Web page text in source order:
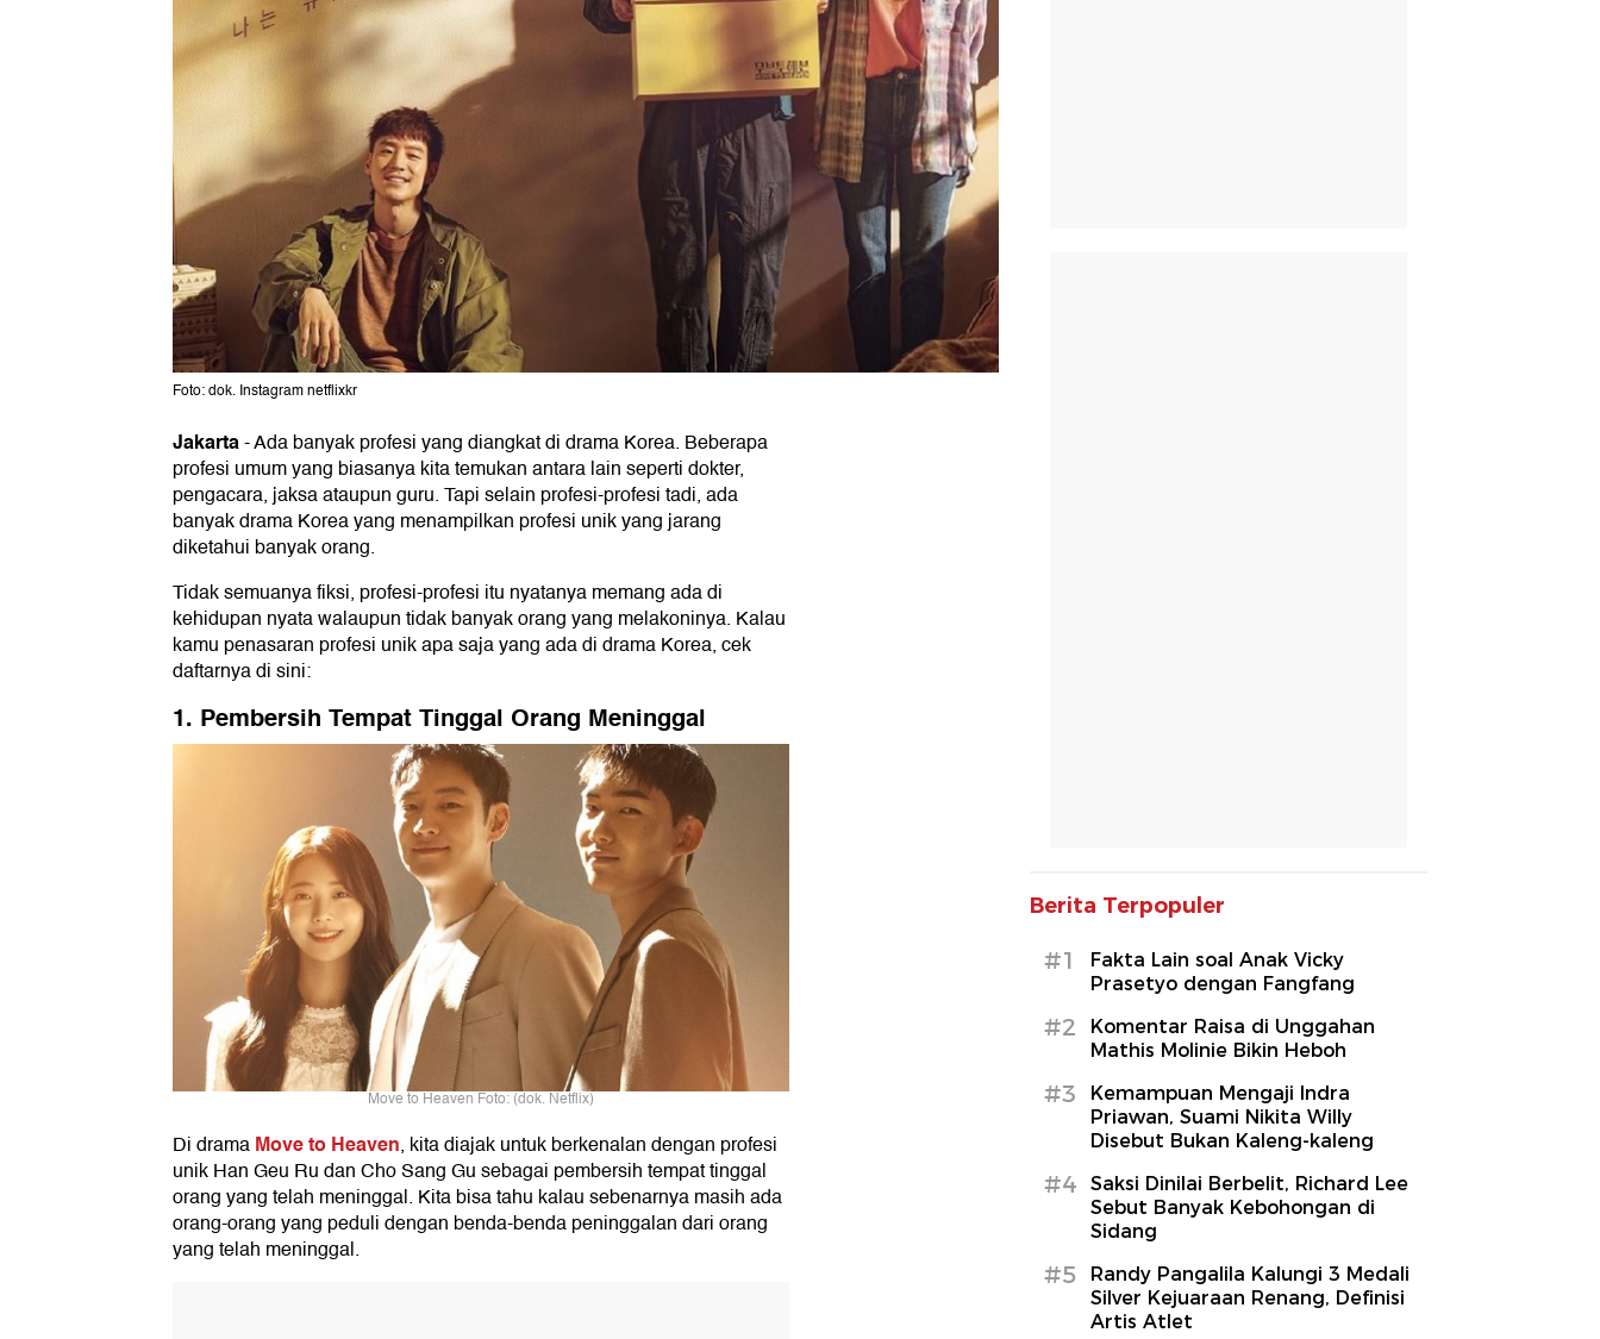
Foto: dok. Instagram netflixkr
Jakarta-Ada banyak profesi yang diangkat di drama Korea. Beberapa
profesi umum yang biasanya kita temukan antara lain seperti dokter,
pengacara, jaksa ataupun guru. Tapi selain profesi-profesi tadi, ada
banyak drama Korea yang menampilkan profesi unik yang jarang
diketahui banyak orang.
Tidak semuanya fiksi, profesi-profesi itu nyatanya memang ada di
kehidupan nyata walaupun tidak banyak orang yang melakoninya. Kalau
kamu penasaran profesi unik apa saja yang ada di drama Korea, cek
daftarnya di sini:
1. Pembersih Tempat Tinggal Orang Meninggal
Move to Heaven Foto: (dok. Netflix)
Di dramaMove to Heaven, kita diajak untuk berkenalan dengan profesi
unik Han Geu Ru dan Cho Sang Gu sebagai pembersih tempat tinggal
orang yang telah meninggal. Kita bisa tahu kalau sebenarnya masih ada
orang-orang yang peduli dengan benda-benda peninggalan dari orang
yang telah meninggal.
Berita Terpopuler
#1
Fakta Lain soal Anak Vicky
Prasetyo dengan Fangfang
#2
Komentar Raisa di Unggahan
Mathis Molinie Bikin Heboh
#3
Kemampuan Mengaji Indra
Priawan, Suami Nikita Willy
Disebut Bukan Kaleng-kaleng
#4
Saksi Dinilai Berbelit, Richard Lee
Sebut Banyak Kebohongan di
Sidang
#5
Randy Pangalila Kalungi 3 Medali
Silver Kejuaraan Renang, Definisi
Artis Atlet